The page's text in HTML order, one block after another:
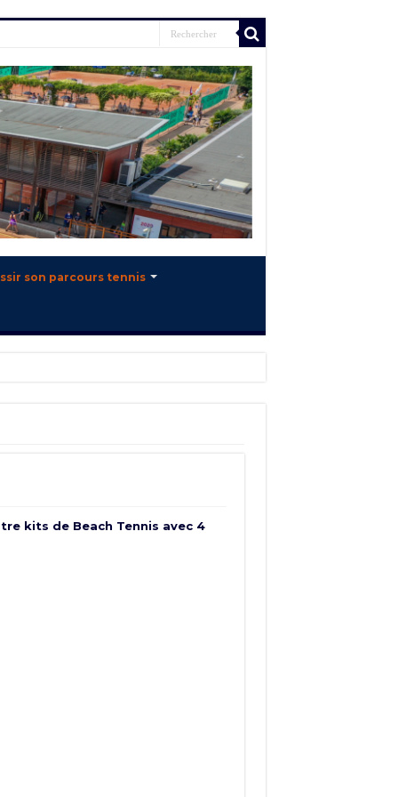
son parcours tennis
kits de Beach Tennis avec 4